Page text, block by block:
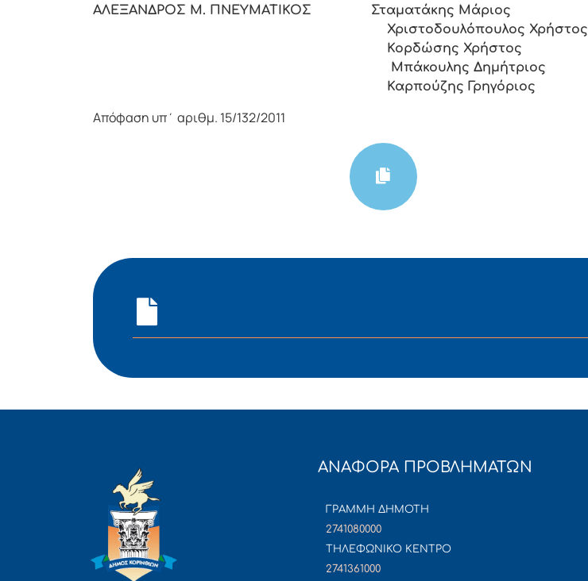
ΑΛΕΞΑΝΔΡΟΣ Μ. ΠΝΕΥΜΑΤΙΚΟΣ Σταματάκης Μάριος
Χριστοδουλόπουλος Χρήστος
Κορδώσης Χρήστος
Μπάκουλης Δημήτριος
Καρπούζης Γρηγόριος
Απόφαση υπ΄ αριθμ. 15/132/2011
ΑΝΑΦΟΡΑ ΠΡΟΒΛΗΜΑΤΩΝ
ΓΡΑΜΜΗ ΔΗΜΟΤΗ
2741080000
ΤΗΛΕΦΩΝΙΚΟ ΚΕΝΤΡΟ
2741361000